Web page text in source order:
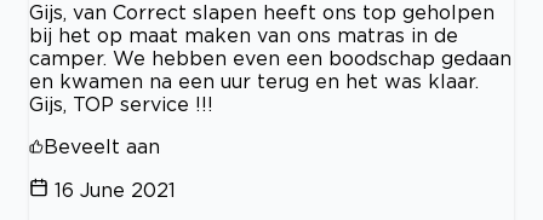
Gijs, van Correct slapen heeft ons top geholpen
bij het op maat maken van ons matras in de
camper. We hebben even een boodschap gedaan
en kwamen na een uur terug en het was klaar.
Gijs, TOP service !!!
Beveelt aan
16 June 2021